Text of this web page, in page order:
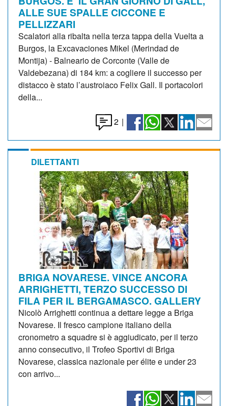
ALLE SUE SPALLE CICCONE E
PELLIZZARI
Scalatori alla ribalta nella terza tappa della Vuelta a
Burgos, la Excavaciones Mikel (Merindad de
Montija) - Balneario de Corconte (Valle de
Valdebezana) di 184 km: a cogliere il successo per
distacco è stato l’austroiaco Felix Gall. Il portacolori
della...
2 |
DILETTANTI
BRIGA NOVARESE. VINCE ANCORA
ARRIGHETTI, TERZO SUCCESSO DI
FILA PER IL BERGAMASCO. GALLERY
Nicolò Arrighetti continua a dettare legge a Briga
Novarese. Il fresco campione italiano della
cronometro a squadre si è aggiudicato, per il terzo
anno consecutivo, il Trofeo Sportivi di Briga
Novarese, classica nazionale per élite e under 23
con arrivo...